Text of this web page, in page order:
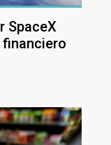
SpaceX